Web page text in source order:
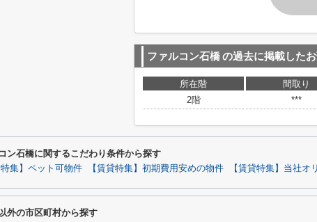
ファルコン石橋の過去に掲載した
所在階 間取り
2階
***
ン石橋に関するこだわり条件から探す
特集】ペット可物件 【賃貸特集】初期費用安めの物件 【賃貸特集】当社オ
外の市区町村から探す